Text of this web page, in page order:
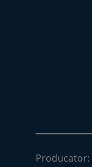
Producator: